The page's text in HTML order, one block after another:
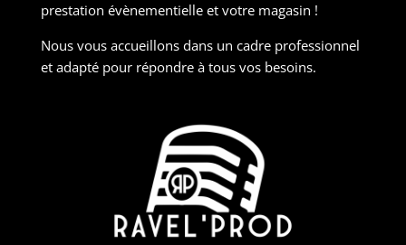
prestation évènementielle et votre magasin !
Nous vous accueillons dans un cadre professionnel
et adapté pour répondre à tous vos besoins.